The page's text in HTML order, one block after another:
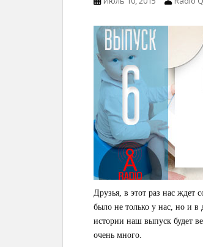
Друзья, в этот раз нас ждет
было не только у нас, но и в
истории наш выпуск будет
очень много.